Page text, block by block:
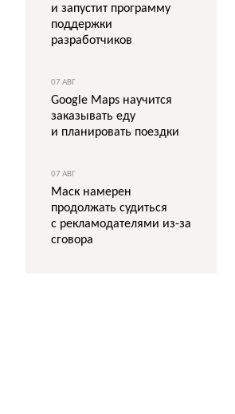
и запустит программу
поддержки
разработчиков
07 АВГ
Google Maps научится
заказывать еду
и планировать поездки
07 АВГ
Маск намерен
продолжать судиться
с рекламодателями из-за
сговора